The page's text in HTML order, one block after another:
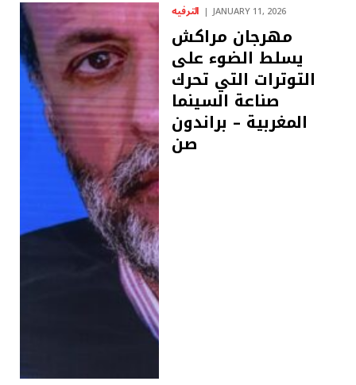
الترفيه JANUARY 11, 2026
مهرجان مراكش
يسلط الضوء على
التوترات التي تحرك
صناعة السينما
المغربية – براندون
صن